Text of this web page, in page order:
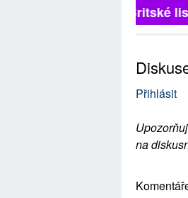
Britské
Přihlásit
na